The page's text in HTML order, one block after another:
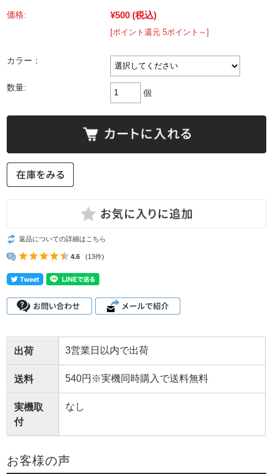
価格: ¥500 (税込)
[ポイント還元 5ポイント～]
カラー：
数量:
個
返品についての詳細はこちら
4.6 (13件)
出荷 3営業日以内で出荷
送料 540円※実機同時購入で送料無料
実機取
付
なし
お客様の声